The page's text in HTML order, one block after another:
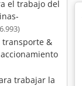
el trabajo del
transporte &
trabajar la